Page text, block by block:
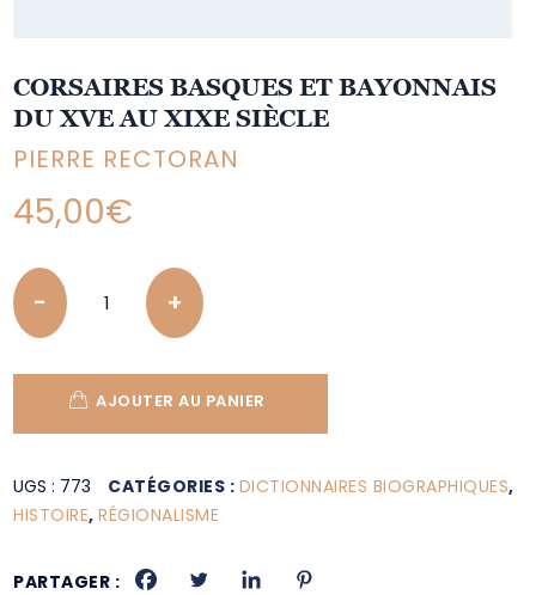
CORSAIRES BASQUES ET BAYONNAIS
DU XVE AU XIXE SIÈCLE
PIERRE RECTORAN
45,00€
Quantity
AJOUTER AU PANIER
UGS : 773 CATÉGORIES : DICTIONNAIRES BIOGRAPHIQUES,
HISTOIRE,RÉGIONALISME
PARTAGER :